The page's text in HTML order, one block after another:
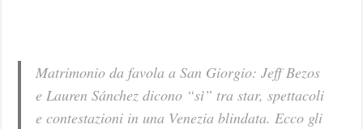
Matrimonio da favola a San Giorgio: Jeff Bezos
e Lauren Sánchez dicono “sì” tra star, spettacoli
e contestazioni in una Venezia blindata. Ecco gli